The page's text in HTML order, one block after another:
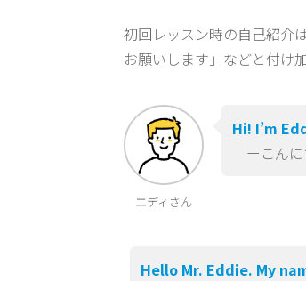
初回レッスン時の自己紹介
お願いします」などと付け
エディさん
Hi! I’m
ーこんに
Hello Mr. Eddie. My